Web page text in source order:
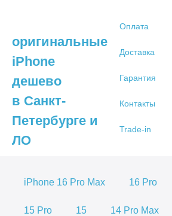
оригинальные
iPhone
дешево
в Санкт-
Петербурге и
ЛО
Оплата
Доставка
Гарантия
Контакты
Trade-in
iPhone 16 Pro Max 16 Pro
15 Pro 15 14 Pro Max